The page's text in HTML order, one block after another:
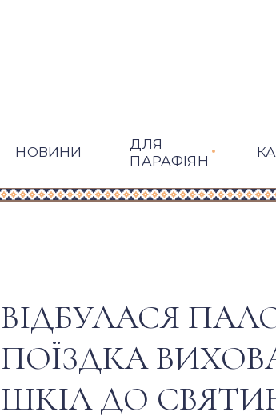
НОВИНИ
ДЛЯ
ПАРАФІЯН
ВІДБУЛАСЯ
ПОЇЗДКА
ШКІЛ ДО